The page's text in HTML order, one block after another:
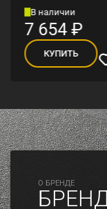
В наличии
7 654₽
КУПИТЬ
O БРЕНДЕ